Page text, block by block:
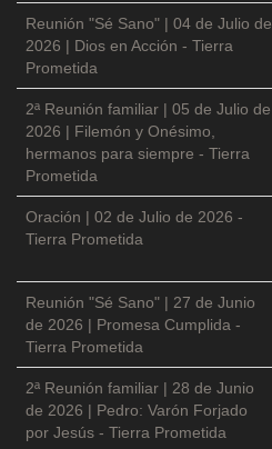
Reunión "Sé Sano" | 04 de Julio de
2026 | Dios en Acción - Tierra
Prometida
2ª Reunión familiar | 05 de Julio de
2026 | Filemón y Onésimo,
hermanos para siempre - Tierra
Prometida
Oración | 02 de Julio de 2026 -
Tierra Prometida
Reunión "Sé Sano" | 27 de Junio
de 2026 | Promesa Cumplida -
Tierra Prometida
2ª Reunión familiar | 28 de Junio
de 2026 | Pedro: Varón Forjado
por Jesús - Tierra Prometida